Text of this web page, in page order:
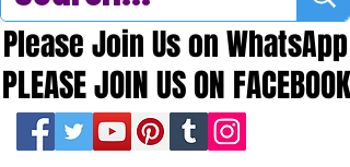
PLEASE JOIN US ON FACEBOOK
PLEASE JOIN US ON FACEBOOK
Please Join Us on WhatsApp
Please Join Us on WhatsApp